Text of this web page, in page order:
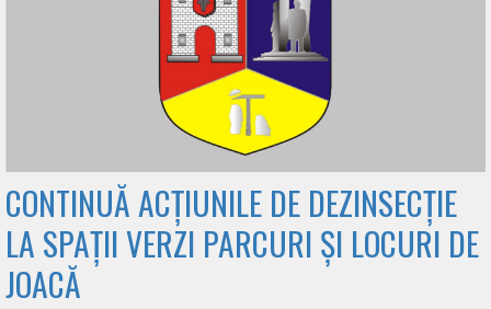
CONTINUĂ ACȚIUNILE DE DEZINSECȚIE
LA SPAȚII VERZI PARCURI ȘI LOCURI DE
JOACĂ